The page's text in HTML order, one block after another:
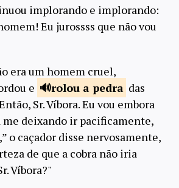
implorando e implorando:
Eu jurossss que não vou
era um homem cruel,
e
rolou a pedra das
Sr. Víbora. Eu vou embora
me deixando ir pacificamente,
o caçador disse nervosamente,
de que a cobra não iria
Víbora?"